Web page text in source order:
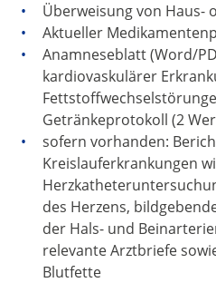
Überweisung von Haus-
Aktueller
Anamneseblatt (Word/
kardiovaskulärer
Getränkeprotokoll (2
sofern vorhanden:
Kreislauferkrankungen
des Herzens,
der Hals- und
relevante Arztbriefe
Blutfette